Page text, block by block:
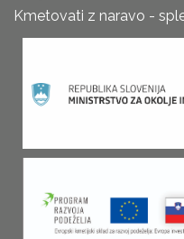
Kmetovati z naravo -